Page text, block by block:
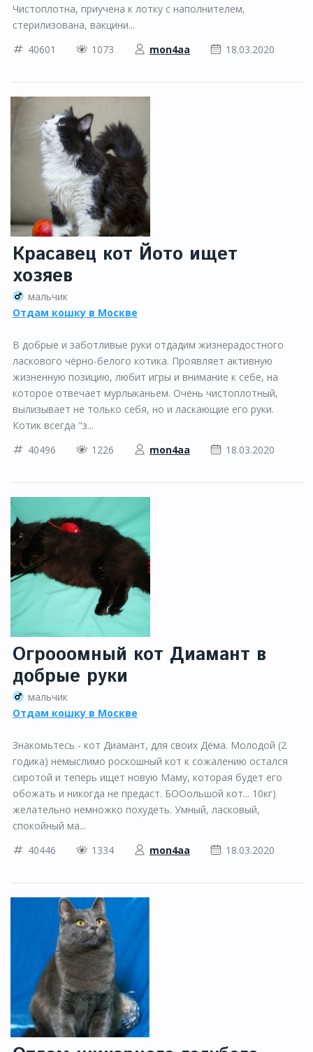
Чистоплотна, приучена к лотку с наполнителем,
стерилизована, вакцини...
40601
1073 mon4aa 18.03.2020
Красавец кот Йото ищет
хозяев
мальчик
Отдам кошку в Москве
В добрые и заботливые руки отдадим жизнерадостного
ласкового чёрно-белого котика. Проявляет активную
жизненную позицию, любит игры и внимание к себе, на
которое отвечает мурлыканьем. Очень чистоплотный,
вылизывает не только себя, но и ласкающие его руки.
Котик всегда "з...
40496
1226 mon4aa 18.03.2020
Огрооомный кот Диамант в
добрые руки
мальчик
Отдам кошку в Москве
Знакомьтесь - кот Диамант, для своих Дёма. Молодой (2
годика) немыслимо роскошный кот к сожалению остался
сиротой и теперь ищет новую Маму, которая будет его
обожать и никогда не предаст. БООольшой кот... 10кг)
желательно немножко похудеть. Умный, ласковый,
спокойный ма...
40446
1334 mon4aa 18.03.2020